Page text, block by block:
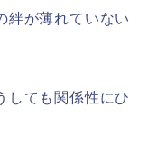
絆が薄れていない
しても関係性にひ